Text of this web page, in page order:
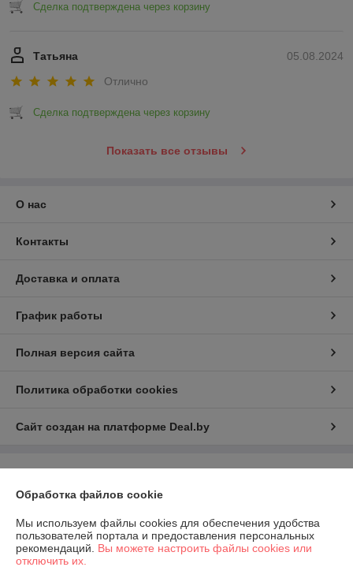
Сделка подтверждена через корзину
05.08.2024
Татьяна
Отлично
Сделка подтверждена через корзину
Показать все отзывы
О нас
Контакты
Доставка и оплата
График работы
Полная версия сайта
Политика обработки cookies
Сайт создан на платформе Deal.by
Юридическое лицо: ООО "Перспектива развития"
Регистрационный номер ЕГР: 491386756
УНП: 491386756
Обработка файлов cookie
Мы используем файлы cookies для обеспечения удобства
пользователей портала и предоставления персональных
рекомендаций. Вы можете настроить файлы cookies или
отключить их.